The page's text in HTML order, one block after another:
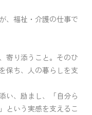
、福祉・介護の仕事で
寄り添うこと。そのひ
保ち、人の暮らしを支
い、励まし、「自分ら
という実感を支えるこ